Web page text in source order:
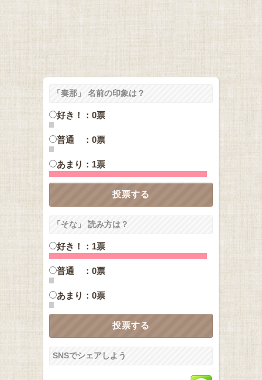
「奏那」 名前の印象は？
好き！：0票
普通 ：0票
あまり：1票
「そな」 読み方は？
好き！：1票
普通 ：0票
あまり：0票
SNSでシェアしよう